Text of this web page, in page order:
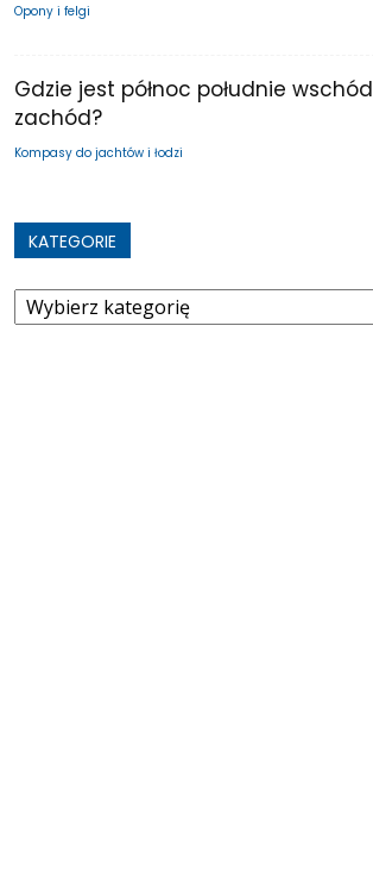
Opony i felgi
Gdzie jest północ południe wschód
zachód?
Kompasy do jachtów i łodzi
KATEGORIE
Kategorie